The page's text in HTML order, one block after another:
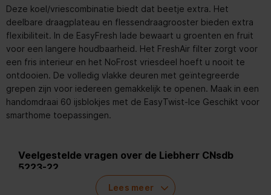
Deze koel/vriescombinatie biedt dat beetje extra. Het
deelbare draagplateau en flessendraagrooster bieden extra
flexibiliteit. In de EasyFresh lade bewaart u groenten en fruit
voor een langere houdbaarheid. Het FreshAir filter zorgt voor
een fris interieur en het NoFrost vriesdeel hoeft u nooit te
ontdooien. De volledig vlakke deuren met geïntegreerde
grepen zijn voor iedereen gemakkelijk te openen. Maak in een
handomdraai 60 ijsblokjes met de EasyTwist-Ice Geschikt voor
smarthome toepassingen.
Veelgestelde vragen over de Liebherr CNsdb
5223-22
Hoeveel past er in de Liebherr CNsdb 5223-22
Lees meer